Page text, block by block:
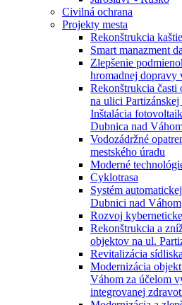
Civilná ochrana
Projekty mesta
Rekonštrukcia
Smart manazment
Zlepšenie
hromadnej dopravy
Rekonštrukcia
na ulici
Inštalácia
Dubnica nad
Vodozádržné
mestského úradu
Moderné
Cyklotrasa
Systém
Dubnici nad Váhom
Rozvoj
Rekonštrukcia a
objektov na ul.
Revitalizácia
Modernizácia
Váhom za účelom
integrovanej